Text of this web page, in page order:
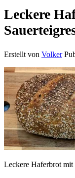
Leckere
Erstellt von Volker
Leckere Haferbrot mit